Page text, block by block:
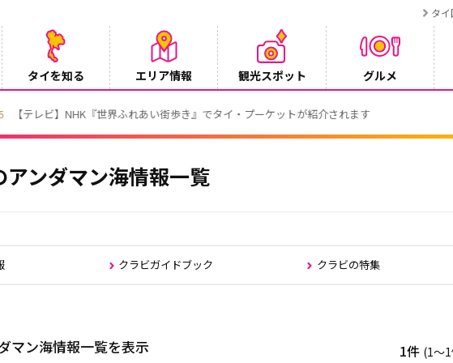
タ
タイを知る エリア情報 観光スポット グルメ
NHK『世界ふれあい街歩き』でタイ・プーケットが紹介されます
アンダマン海情報一覧
クラビガイドブック クラビの特集
マン海情報一覧を表示 1件 (1〜